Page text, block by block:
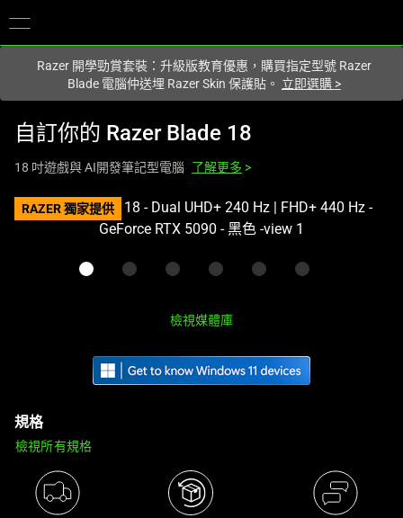
Razer 開學勁賞套裝：升級版教育優惠，購買指定型號 Razer
Blade 電腦仲送埋 Razer Skin 保護貼。 立即選購 >
自訂你的 Razer Blade 18
18 吋遊戲與 AI開發筆記型電腦 了解更多 >
This
track
of
below.
Select
RAZER 獨家提供
檢視媒體庫
規格
檢視所有規格